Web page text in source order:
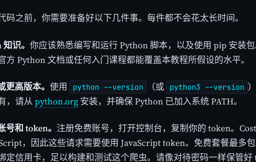
码之前，你需要准备好以下几件事。每件都不会花太长时间。
识。 你应该熟悉编写和运行 Python 脚本，以及使用 pip 安装
方 Python 文档或任何入门课程都能覆盖本教程所假设的水平。
更高版本。 使用 python --version （或 python3 --version
，请从python.org 安装，并确保 Python 已加入系统 PATH。
号和 token。 注册免费账号，打开控制台，复制你的 token。
，因此这些请求需要使用 JavaScript token。免费套餐最多包
定信用卡，足以构建和测试这个爬虫。请像对待密码一样保管好